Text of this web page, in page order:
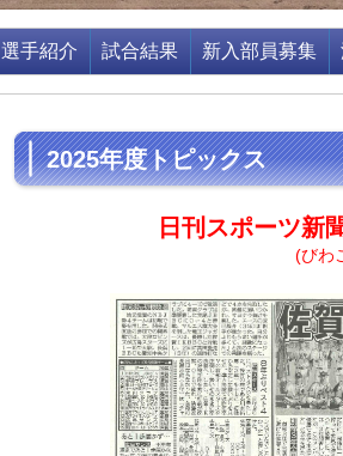
選手紹介 試合結果 新入部員募集
2025年度トピックス
日刊スポーツ新
(びわ